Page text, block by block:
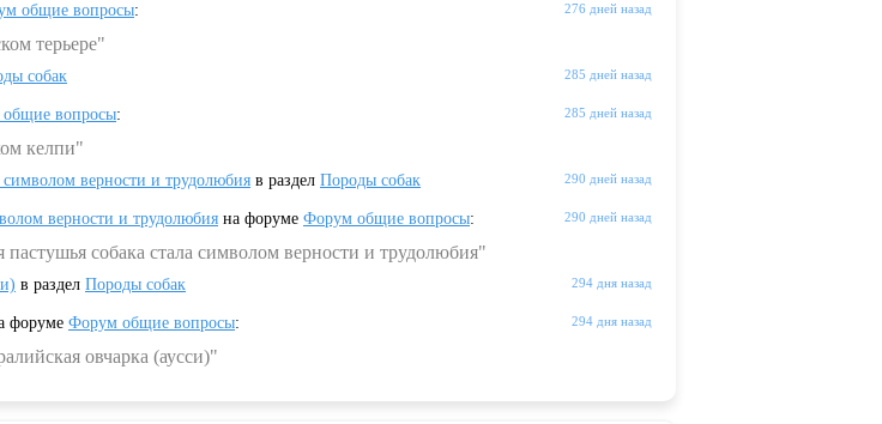
276 дней назад
общие вопросы:
терьере"
285 дней назад
собак
285 дней назад
вопросы:
келпи"
290 дней назад
символом верности и трудолюбия в раздел Породы собак
290 дней назад
верности и трудолюбия на форуме Форум общие вопросы:
собака стала символом верности и трудолюбия"
294 дня назад
в раздел Породы собак
294 дня назад
форуме Форум общие вопросы:
овчарка (аусси)"